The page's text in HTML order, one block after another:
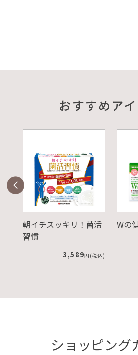
おすすめア
Wの健康青汁プラス
ショッピング